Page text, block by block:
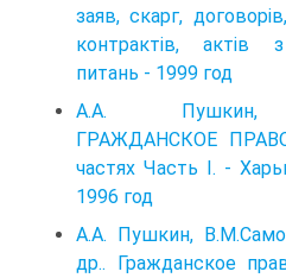
заяв, скарг,
контрактів, актів
питань - 1999 год
A.A. Пушкин,
ГРАЖДАНСКОЕ
частях Часть I. -
1996 год
А.А. Пушкин,
др.. Гражданское